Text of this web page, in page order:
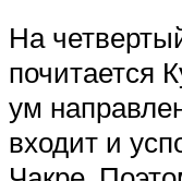
На
почитается
ум
входит и